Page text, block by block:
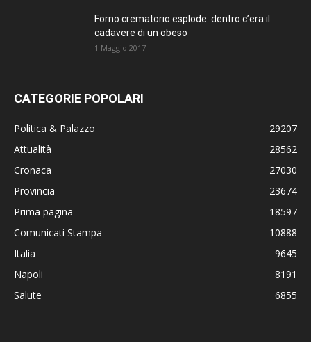
Forno crematorio esplode: dentro c’era il
cadavere di un obeso
1 Maggio 2017
CATEGORIE POPOLARI
Politica & Palazzo
29207
Attualità
28562
Cronaca
27030
Provincia
23674
Prima pagina
18597
Comunicati Stampa
10888
Italia
9645
Napoli
8191
Salute
6855